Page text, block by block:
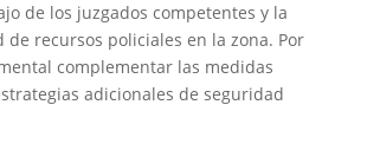
de los juzgados competentes y la
recursos policiales en la zona. Por
complementar las medidas
adicionales de seguridad